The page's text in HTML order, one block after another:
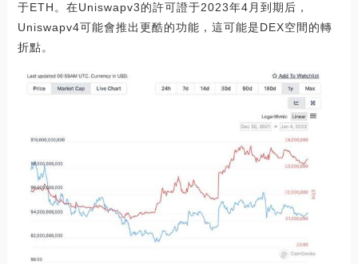
于ETH。在Uniswapv3的許可證于2023年4月到期后，
Uniswapv4可能會推出更酷的功能，這可能是DEX空間的轉
折點。